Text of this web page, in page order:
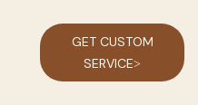
GET CUSTOM
SERVICE>